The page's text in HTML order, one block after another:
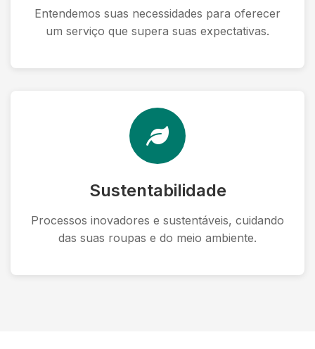
Entendemos suas necessidades para oferecer
um serviço que supera suas expectativas.
Sustentabilidade
Processos inovadores e sustentáveis, cuidando
das suas roupas e do meio ambiente.